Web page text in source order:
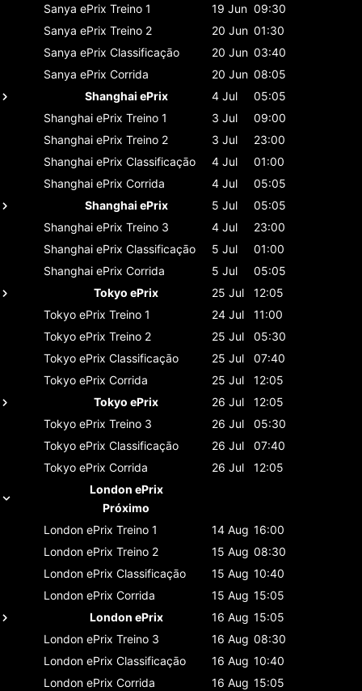
Sanya ePrix Treino 1 19 Jun 09:30
Sanya ePrix Treino 2 20 Jun 01:30
Sanya ePrix Classificaçāo 20 Jun 03:40
Sanya ePrix Corrida 20 Jun 08:05
Shanghai ePrix
4 Jul
05:05
Shanghai ePrix Treino 1 3 Jul
09:00
Shanghai ePrix Treino 2 3 Jul
23:00
Shanghai ePrix Classificaçāo 4 Jul
01:00
Shanghai ePrix Corrida 4 Jul
05:05
Shanghai ePrix
5 Jul
05:05
Shanghai ePrix Treino 3 4 Jul
23:00
Shanghai ePrix Classificaçāo 5 Jul
01:00
Shanghai ePrix Corrida 5 Jul
05:05
Tokyo ePrix
25 Jul
12:05
Tokyo ePrix Treino 1 24 Jul
11:00
Tokyo ePrix Treino 2 25 Jul
05:30
Tokyo ePrix Classificaçāo 25 Jul
07:40
Tokyo ePrix Corrida 25 Jul
12:05
Tokyo ePrix
26 Jul
12:05
Tokyo ePrix Treino 3 26 Jul
05:30
Tokyo ePrix Classificaçāo 26 Jul
07:40
Tokyo ePrix Corrida 26 Jul
12:05
London ePrix
Próximo
London ePrix Treino 1 14 Aug 16:00
London ePrix Treino 2 15 Aug 08:30
London ePrix Classificaçāo 15 Aug 10:40
London ePrix Corrida 15 Aug 15:05
London ePrix
16 Aug 15:05
London ePrix Treino 3 16 Aug 08:30
London ePrix Classificaçāo 16 Aug 10:40
London ePrix Corrida 16 Aug 15:05